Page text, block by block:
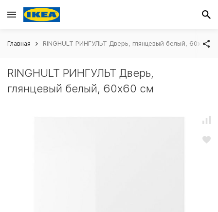
Главная RINGHULT РИНГУЛЬТ Дверь, глянцевый белый, 60x60
RINGHULT РИНГУЛЬТ Дверь,
глянцевый белый, 60x60 см